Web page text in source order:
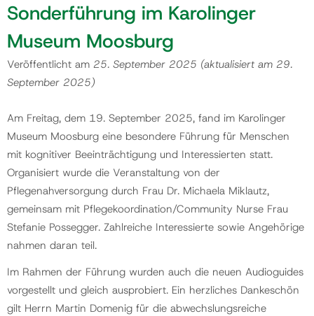
Sonderführung im Karolinger
Museum Moosburg
Veröffentlicht am 25. September 2025 (aktualisiert am 29.
September 2025)
Am Freitag, dem 19. September 2025, fand im Karolinger
Museum Moosburg eine besondere Führung für Menschen
mit kognitiver Beeinträchtigung und Interessierten statt.
Organisiert wurde die Veranstaltung von der
Pflegenahversorgung durch Frau Dr. Michaela Miklautz,
gemeinsam mit Pflegekoordination/Community Nurse Frau
Stefanie Possegger. Zahlreiche Interessierte sowie Angehörige
nahmen daran teil.
Im Rahmen der Führung wurden auch die neuen Audioguides
vorgestellt und gleich ausprobiert. Ein herzliches Dankeschön
gilt Herrn Martin Domenig für die abwechslungsreiche